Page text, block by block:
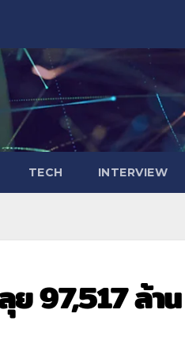
TECH INTERVIEW
ย 97,517 ล้าน